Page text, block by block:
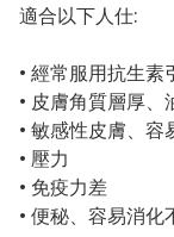
適合以下人仕:
• 經常服用抗生素
• 皮膚角質層厚
• 敏感性皮膚、容
• 壓力
• 免疫力差
• 便秘、容易消化